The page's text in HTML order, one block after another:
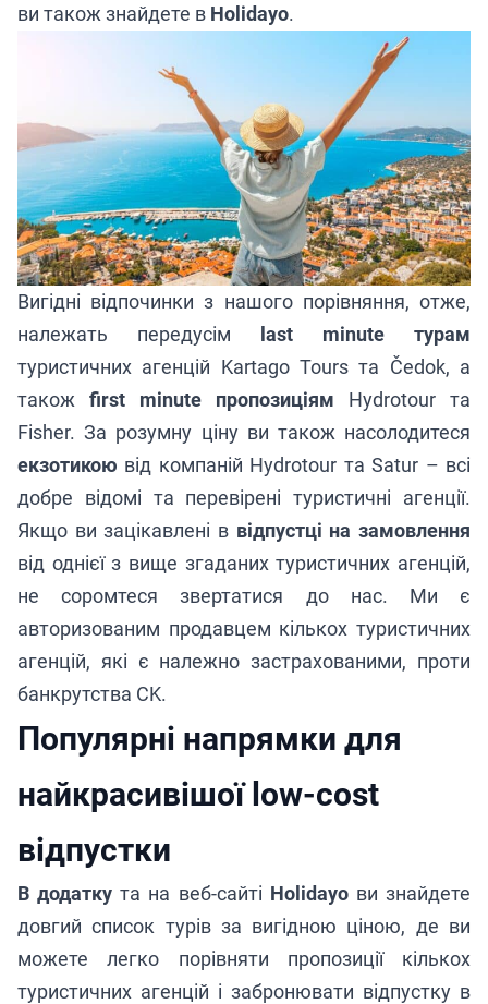
ви також знайдете в Holidayo.
Вигідні відпочинки з нашого порівняння, отже,
належать передусім
last minute турам
туристичних агенцій Kartago Tours та Čedok, а
також first minute пропозиціям Hydrotour та
Fisher. За розумну ціну ви також насолодитеся
екзотикою від компаній Hydrotour та Satur – всі
добре відомі та перевірені туристичні агенції.
Якщо ви зацікавлені в відпустці на замовлення
від однієї з вище згаданих туристичних агенцій,
не соромтеся звертатися до нас. Ми є
авторизованим продавцем кількох туристичних
агенцій, які є належно застрахованими, проти
банкрутства CK.
Популярні напрямки для
найкрасивішої low-cost
відпустки
В додаткута на веб-сайті Holidayo ви знайдете
довгий список турів за вигідною ціною, де ви
можете легко порівняти пропозиції кількох
туристичних агенцій і забронювати відпустку в